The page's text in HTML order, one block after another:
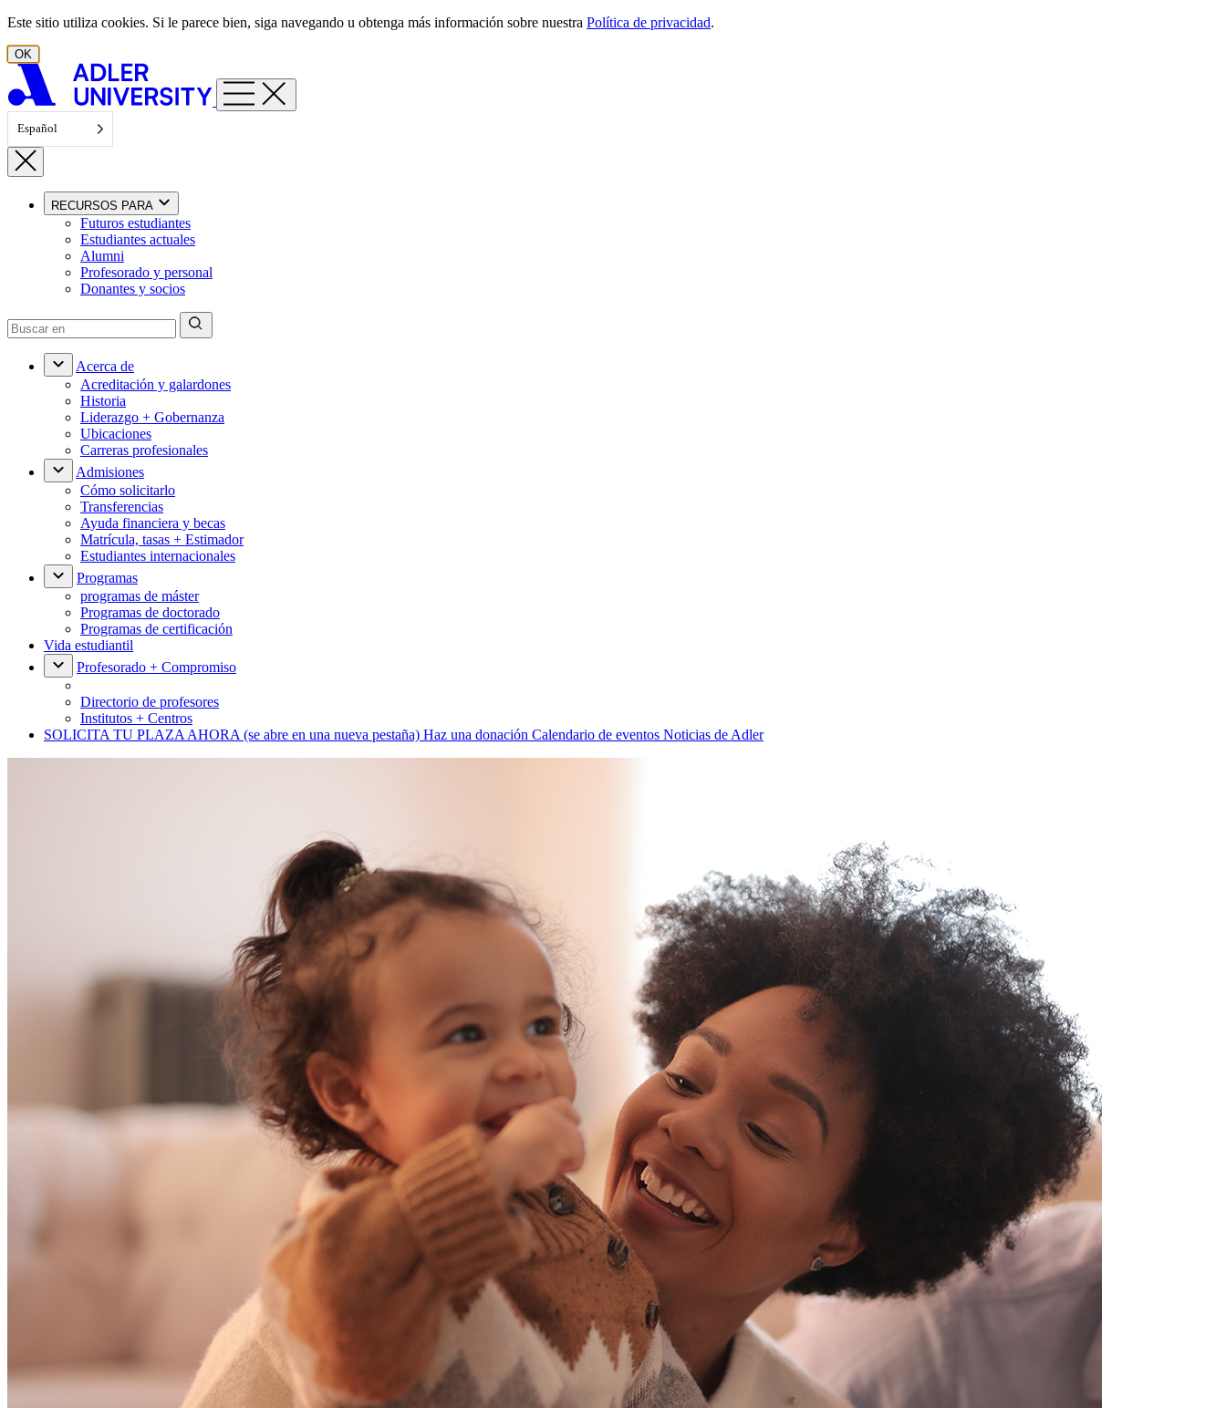
Ir al contenido
Este sitio utiliza cookies. Si le parece bien, siga navegando u obtenga más información sobre nuestra Política de privacidad.
OK
Español
RECURSOS PARA
Futuros estudiantes
Estudiantes actuales
Alumni
Profesorado y personal
Donantes y socios
Acerca de
Acreditación y galardones
Historia
Liderazgo + Gobernanza
Ubicaciones
Carreras profesionales
Admisiones
Cómo solicitarlo
Transferencias
Ayuda financiera y becas
Matrícula, tasas + Estimador
Estudiantes internacionales
Programas
programas de máster
Programas de doctorado
Programas de certificación
Vida estudiantil
Profesorado + Compromiso
Directorio de profesores
Institutos + Centros
SOLICITA TU PLAZA AHORA (se abre en una nueva pestaña) Haz una donación Calendario de eventos Noticias de Adler